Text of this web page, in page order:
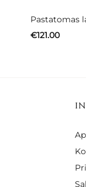
Pastatomas
€121.00